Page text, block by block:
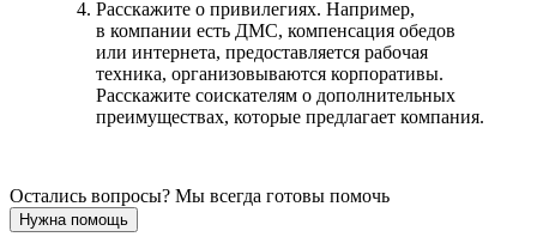
Расскажите о привилегиях. Например,
в компании есть ДМС, компенсация обедов
или интернета, предоставляется рабочая
техника, организовываются корпоративы.
Расскажите соискателям о дополнительных
преимуществах, которые предлагает компания.
Остались вопросы? Мы всегда готовы помочь
Нужна помощь